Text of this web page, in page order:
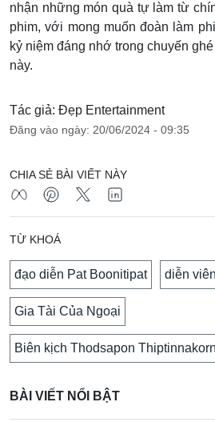
nhận những món quà tự làm từ
phim, với mong muốn đoàn làm
kỷ niệm đáng nhớ trong chuyến
này.
Tác giả: Đẹp Entertainment
Đăng vào ngày: 20/06/2024 - 09:35
CHIA SẺ BÀI VIẾT NÀY
TỪ KHOÁ
đạo diễn Pat Boonitipat diễn
Gia Tài Của Ngoại
Biên kịch Thodsapon Thiptinnakorn
BÀI VIẾT NỔI BẬT